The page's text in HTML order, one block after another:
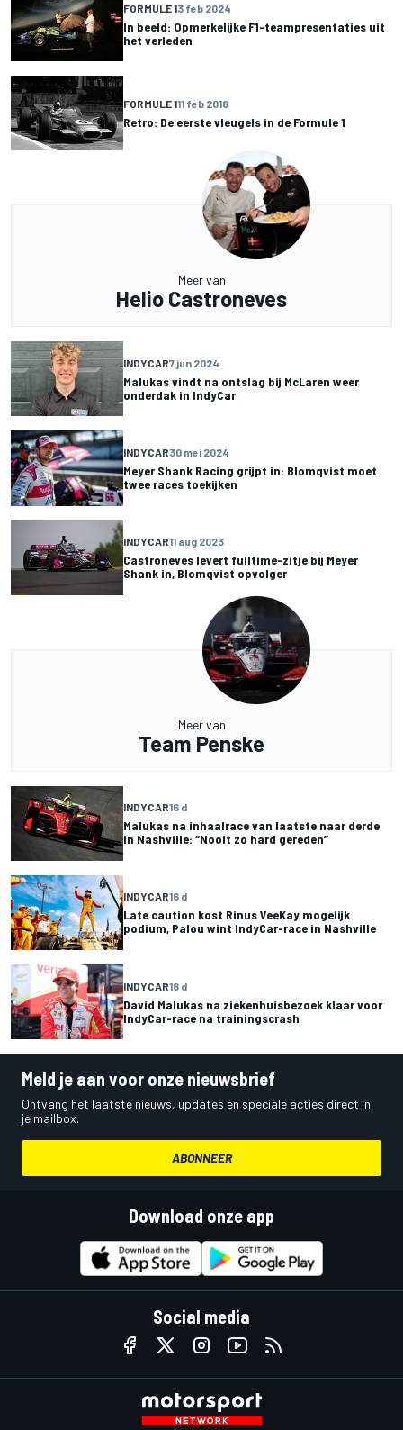
FORMULE 13 feb 2024
In beeld: Opmerkelijke F1-teampresentaties uit
het verleden
FORMULE 111 feb 2018
Retro: De eerste vleugels in de Formule 1
Meer van
Helio Castroneves
INDYCAR7 jun 2024
Malukas vindt na ontslag bij McLaren weer
onderdak in IndyCar
INDYCAR30 mei 2024
Meyer Shank Racing grijpt in: Blomqvist moet
twee races toekijken
INDYCAR11 aug 2023
Castroneves levert fulltime-zitje bij Meyer
Shank in, Blomqvist opvolger
Meer van
Team Penske
INDYCAR16 d
Malukas na inhaalrace van laatste naar derde
in Nashville: “Nooit zo hard gereden”
INDYCAR16 d
Late caution kost Rinus VeeKay mogelijk
podium, Palou wint IndyCar-race in Nashville
INDYCAR18 d
David Malukas na ziekenhuisbezoek klaar voor
IndyCar-race na trainingscrash
Meld je aan voor onze nieuwsbrief
Ontvang het laatste nieuws, updates en speciale acties direct in
je mailbox.
ABONNEER
Download onze app
Social media